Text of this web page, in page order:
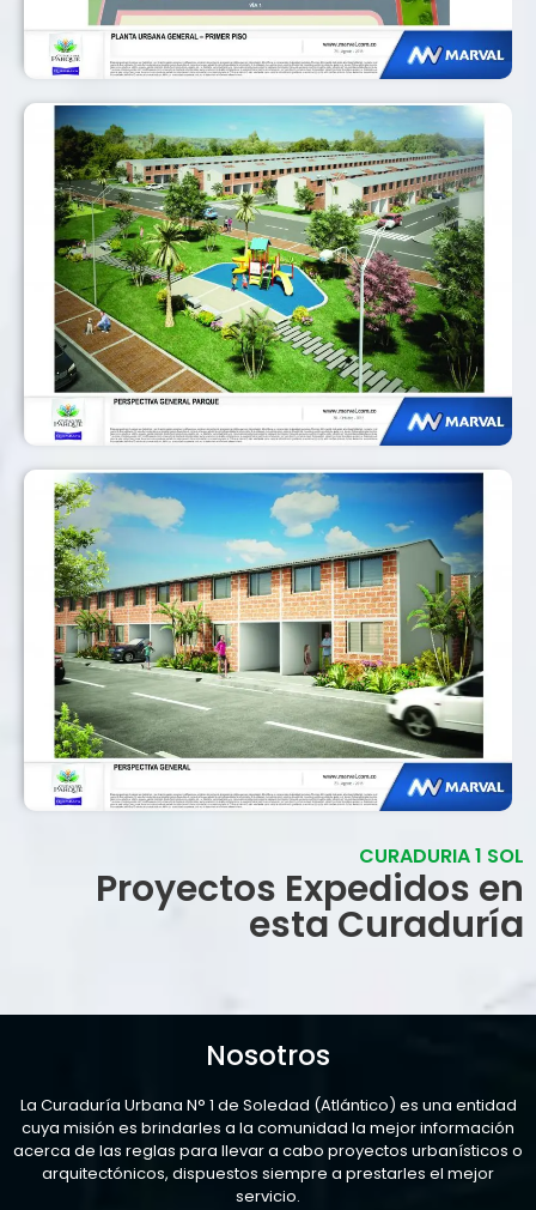
CURADURIA 1 SOL
Proyectos Expedidos en
esta Curaduría
Nosotros
La Curaduría Urbana N° 1 de Soledad (Atlántico) es una entidad
cuya misión es brindarles a la comunidad la mejor información
acerca de las reglas para llevar a cabo proyectos urbanísticos o
arquitectónicos, dispuestos siempre a prestarles el mejor
servicio.